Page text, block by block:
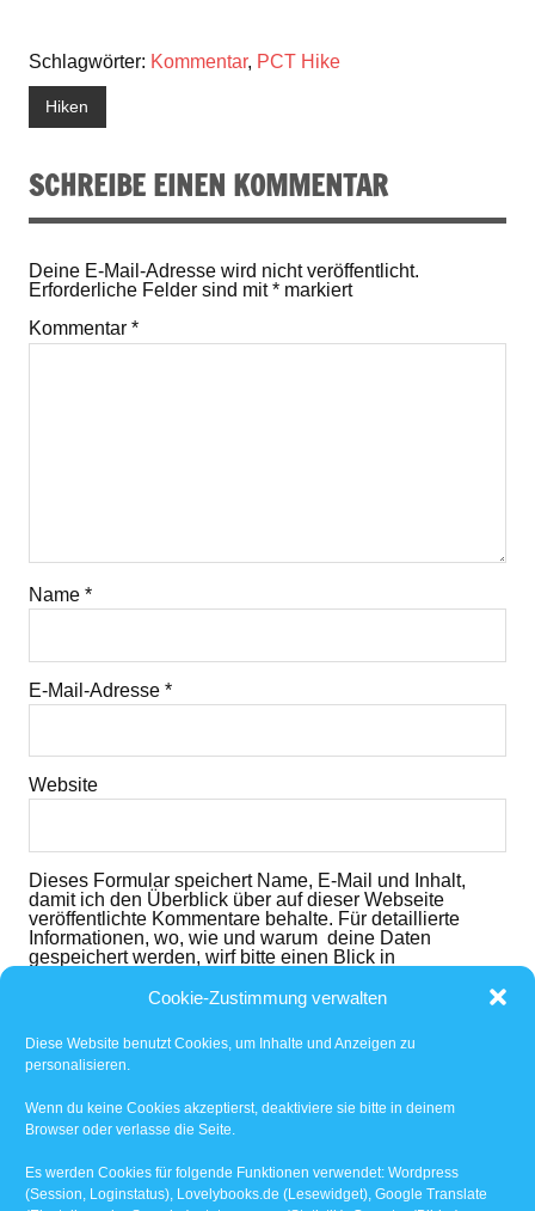
Cookie-Zustimmung verwalten
Diese Website benutzt Cookies, um Inhalte und Anzeigen zu
personalisieren.
Wenn du keine Cookies akzeptierst, deaktiviere sie bitte in deinem
Browser oder verlasse die Seite.
Es werden Cookies für folgende Funktionen verwendet: Wordpress
(Session, Loginstatus), Lovelybooks.de (Lesewidget), Google Translate
Schlagwörter: Kommentar, PCT Hike
Hiken
SCHREIBE EINEN KOMMENTAR
Deine E-Mail-Adresse wird nicht veröffentlicht.
Erforderliche Felder sind mit* markiert
Kommentar *
Name *
E-Mail-Adresse *
Website
Dieses Formular speichert Name, E-Mail und Inhalt,
damit ich den Überblick über auf dieser Webseite
veröffentlichte Kommentare behalte. Für detaillierte
Informationen, wo, wie und warum deine Daten
gespeichert werden, wirf bitte einen Blick in
Button nimmst du diese zur Kenntnis und akzeptierst
Ich habe die Datenschutzerklärung
gelesen und
akzeptiert.*
via E-Mail.